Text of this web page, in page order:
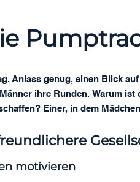
Anlass genug, einen Blick
ihre Runden. Warum
Einer, in dem
motivieren